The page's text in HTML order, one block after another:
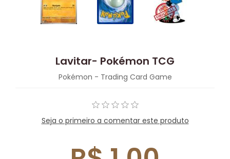
Lavitar- Pokémon TCG
Pokémon - Trading Card Game
Seja o primeiro a comentar este produto